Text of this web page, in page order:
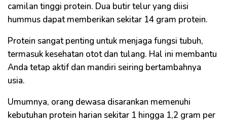
camilan tinggi protein. Dua butir telur yang diisi
hummus dapat memberikan sekitar 14 gram protein.
Protein sangat penting untuk menjaga fungsi tubuh,
termasuk kesehatan otot dan tulang. Hal ini membantu
Anda tetap aktif dan mandiri seiring bertambahnya
usia.
Umumnya, orang dewasa disarankan memenuhi
kebutuhan protein harian sekitar 1 hingga 1,2 gram per